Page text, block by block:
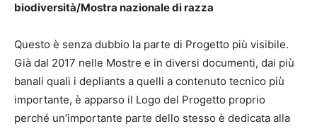
biodiversità/Mostra nazionale di razza
Questo è senza dubbio la parte di Progetto più visibile.
Già dal 2017 nelle Mostre e in diversi documenti, dai più
banali quali i depliants a quelli a contenuto tecnico più
importante, è apparso il Logo del Progetto proprio
perché un’importante parte dello stesso è dedicata alla